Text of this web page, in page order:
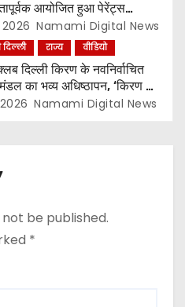
आयोजित हुआ पेरेंट्स
प्रोग्राम, नई शिक्षा नीति और
पर किया गया मार्गदर्शन
Namami Digital News
दिल्ली राज्य वीडियो
दिल्ली किरण के नवनिर्वाचित
का भव्य अधिष्ठापन, ‘किरण की
बुक स्टॉल बना आकर्षण का केंद्र
Namami Digital News
be published.
*